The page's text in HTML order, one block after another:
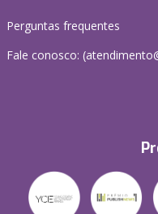
Perguntas frequentes
Fale conosco: